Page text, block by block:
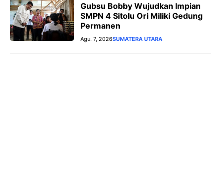
Gubsu Bobby Wujudkan Impian
SMPN 4 Sitolu Ori Miliki Gedung
Permanen
Agu. 7, 2026SUMATERA UTARA